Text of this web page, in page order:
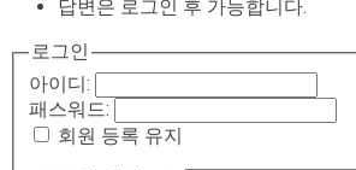
답변은 로그인 후 가능합니다.
로그인
아이디:
패스워드:
회원 등록 유지